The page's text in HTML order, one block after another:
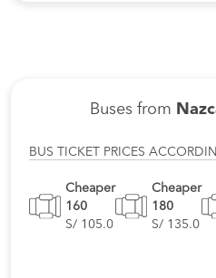
Buses from
BUS TICKET PRICES
Cheaper
160
S/ 105.0
Cheaper
180
S/ 135.0